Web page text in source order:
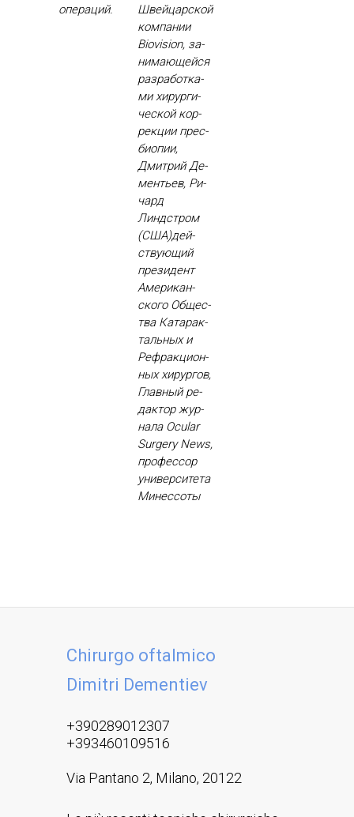
опе­раций.
Швей­цар­ской
ком­па­нии
Biovision, за­
нима­ющей­ся
раз­ра­бот­ка­
ми хи­рур­ги­
чес­кой кор­
рекции прес­
би­опии,
Дмит­рий Де­
менть­ев, Ри­
чард
Линдстром
(США)дей­
ству­ющий
пре­зидент
Аме­рикан­
ско­го Об­щес­
тва Ка­тарак­
таль­ных и
Реф­ракци­он­
ных хи­рур­гов,
Глав­ный ре­
дак­тор жур­
на­ла Ocular
Surgery News,
про­фес­сор
уни­вер­си­тета
Ми­нес­со­ты
Chirurgo oftalmico
Dimitri Dementiev
+390289012307
+393460109516
Via Pantano 2, Milano, 20122